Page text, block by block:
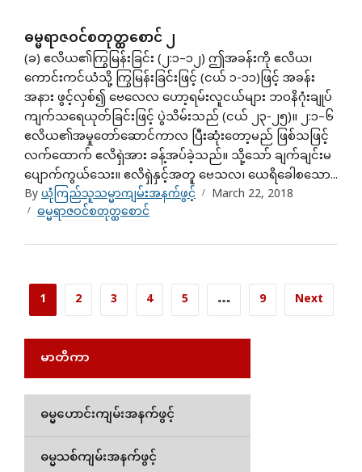
ဓမ္မရာဇဝင်စတုတ္ထစောင် ၂
(ခ) ဧလိယ၏ကြွမြန်းခြင်း (၂:၁–၁၂) ဤအခန်းကို ဧလိယ၊
ကောင်းကင်ယံသို့ ကြွမြန်းခြင်းဖြင့် (ငယ် ၁-၁၁)ဖြင့် အခန်း
အနား ဖွင့်လှစ်၍ ဗေလေလ ဟော့ရမ်းလူငယ်များ ဘဝနိဂုံးချုပ်
ကျက်သရေယုတ်ခြင်းဖြင့် ပွဲသိမ်းသည် (ငယ် ၂၃-၂၅)။ ၂:၁–၆
ဧလိယ၏အမှုတော်ဆောင်ကာလ ပြီးဆုံးတော့မည် ဖြစ်သဖြင့်
လက်ထောက် ဧလိရှဲအား ခန့်အပ်ခဲ့သည်။ သို့သော် ချက်ချင်းမ
ပျောက်ကွယ်သေး။ ဧလိရှဲနှင့်အတူ ဗေသလ၊ ယေရိခေါစသော...
Byယုံကြည်သူသမ္မာကျမ်းအနက်ဖွင့် March 22, 2018
ဓမ္မရာဇဝင်စတုတ္ထစောင်
1 2 3 4 5 … 9 Next
မာတိကာ
ဓမ္မဟောင်းကျမ်းအနက်ဖွင့်
ဓမ္မသစ်ကျမ်းအနက်ဖွင့်